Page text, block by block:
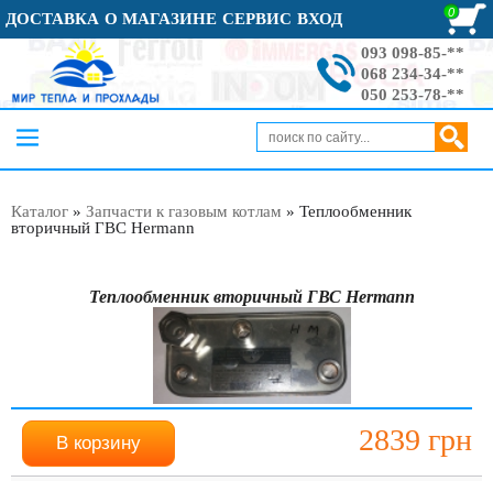
ДОСТАВКА О МАГАЗИНЕ СЕРВИС ВХОД 0
093 098-85-**
068 234-34-**
050 253-78-**
Каталог » Запчасти к газовым котлам » Теплообменник
вторичный ГВС Hermann
Теплообменник вторичный ГВС Hermann
2839 грн